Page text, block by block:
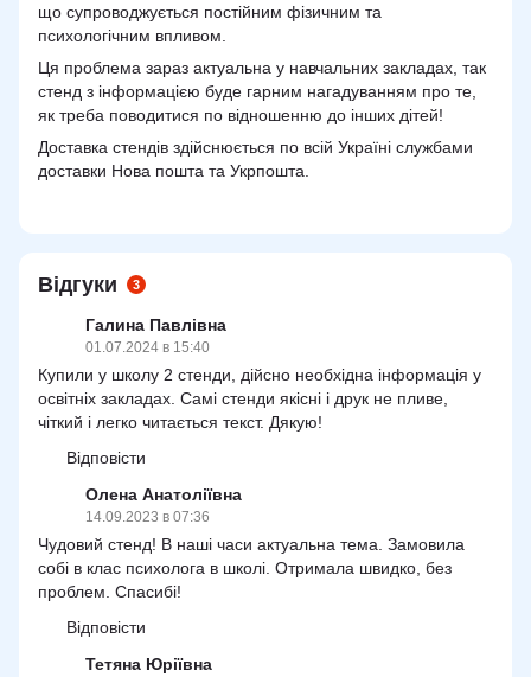
що супроводжується постійним фізичним та
психологічним впливом.
Ця проблема зараз актуальна у навчальних закладах, так
стенд з інформацією буде гарним нагадуванням про те,
як треба поводитися по відношенню до інших дітей!
Доставка стендів здійснюється по всій Україні службами
доставки Нова пошта та Укрпошта.
Відгуки 3
Галина Павлівна
01.07.2024 в 15:40
Купили у школу 2 стенди, дійсно необхідна інформація у
освітніх закладах. Самі стенди якісні і друк не пливе,
чіткий і легко читається текст. Дякую!
Відповісти
Олена Анатоліївна
14.09.2023 в 07:36
Чудовий стенд! В наші часи актуальна тема. Замовила
собі в клас психолога в школі. Отримала швидко, без
проблем. Спасибі!
Відповісти
Тетяна Юріївна